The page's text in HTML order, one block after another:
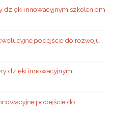
dzięki innowacyjnym szkoleniom
podejście do rozwoju
dzięki innowacyjnym
podejście do